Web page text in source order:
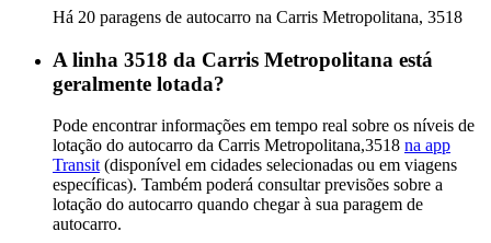
Há 20 paragens de autocarro na Carris Metropolitana, 3518
A linha 3518 da Carris Metropolitana está
geralmente lotada?
Pode encontrar informações em tempo real sobre os níveis de
lotação do autocarro da Carris Metropolitana,3518 na app
Transit (disponível em cidades selecionadas ou em viagens
específicas). Também poderá consultar previsões sobre a
lotação do autocarro quando chegar à sua paragem de
autocarro.